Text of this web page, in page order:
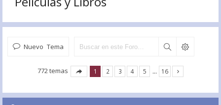
Nuevo Tema
772 temas 1 2 3 4 5 … 16